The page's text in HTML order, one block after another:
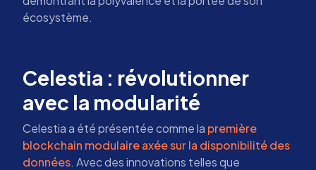
écosystème.
Celestia : révolutionner
avec la modularité
Celestia a été présentée comme la première
blockchain modulaire axée sur la disponibilité des
données. Avec des innovations telles que